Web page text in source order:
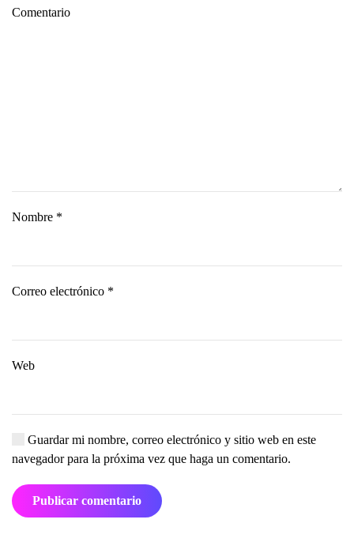
Comentario
Nombre *
Correo electrónico *
Web
Guardar mi nombre, correo electrónico y sitio web en este
navegador para la próxima vez que haga un comentario.
Publicar comentario